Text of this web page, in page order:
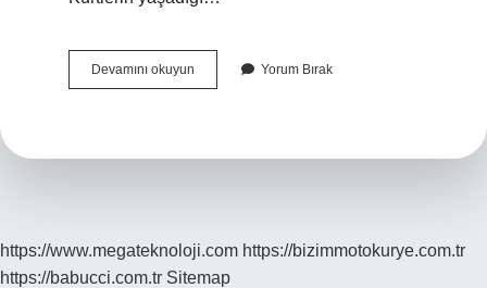
Devamını okuyun
Kürtleri
Yorum Bırak
https://www.megateknoloji.com https://bizimmotokurye.com.tr
https://babucci.com.tr Sitemap